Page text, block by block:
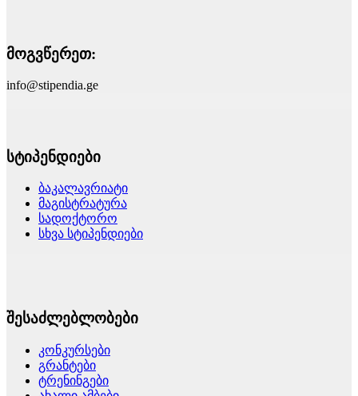
მოგვწერეთ:
info@stipendia.ge
სტიპენდიები
ბაკალავრიატი
მაგისტრატურა
სადოქტორო
სხვა სტიპენდიები
შესაძლებლობები
კონკურსები
გრანტები
ტრენინგები